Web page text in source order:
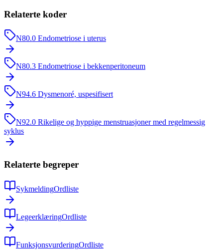
Relaterte koder
N80.0 Endometriose i uterus
N80.3 Endometriose i bekkenperitoneum
N94.6 Dysmenoré, uspesifisert
N92.0 Rikelige og hyppige menstruasjoner med regelmessig
syklus
Relaterte begreper
SykmeldingOrdliste
LegeerklæringOrdliste
FunksjonsvurderingOrdliste